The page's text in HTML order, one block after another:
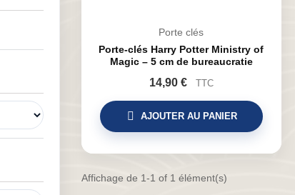
Porte clés
Porte-clés Harry Potter Ministry of
Magic – 5 cm de bureaucratie
14,90 € TTC
AJOUTER AU PANIER
Affichage de 1-1 of 1 élément(s)